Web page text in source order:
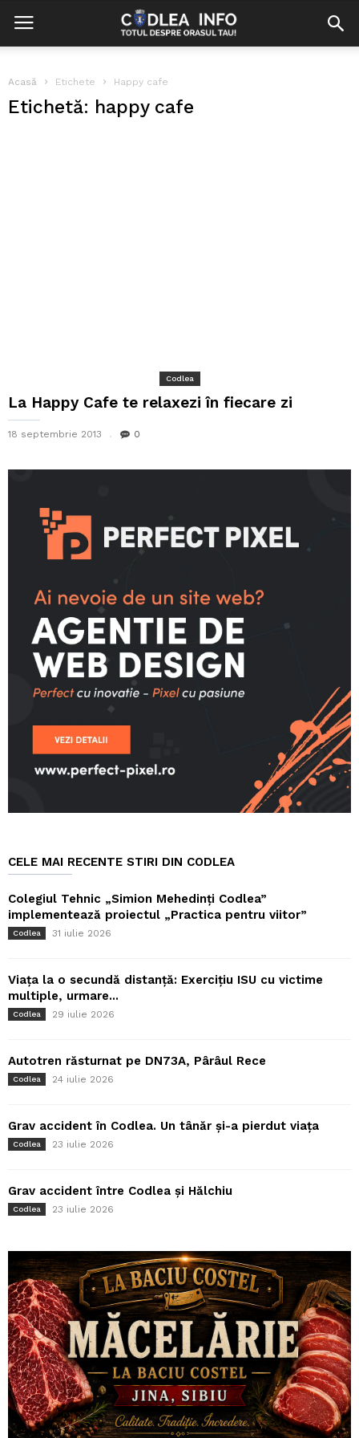
Acasă Etichete Happy cafe
Etichetă: happy cafe
Codlea
La Happy Cafe te relaxezi în fiecare zi
18 septembrie 2013 0
CELE MAI RECENTE STIRI DIN CODLEA
Colegiul Tehnic „Simion Mehedinți Codlea”
implementează proiectul „Practica pentru viitor”
Codlea 31 iulie 2026
Viața la o secundă distanță: Exercițiu ISU cu victime
multiple, urmare...
Codlea 29 iulie 2026
Autotren răsturnat pe DN73A, Pârâul Rece
Codlea 24 iulie 2026
Grav accident în Codlea. Un tânăr și-a pierdut viața
Codlea 23 iulie 2026
Grav accident între Codlea și Hălchiu
Codlea 23 iulie 2026